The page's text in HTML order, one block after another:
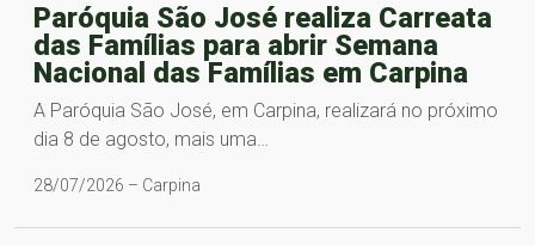
Paróquia São José realiza Carreata
das Famílias para abrir Semana
Nacional das Famílias em Carpina
A Paróquia São José, em Carpina, realizará no próximo
dia 8 de agosto, mais uma…
28/07/2026 – Carpina